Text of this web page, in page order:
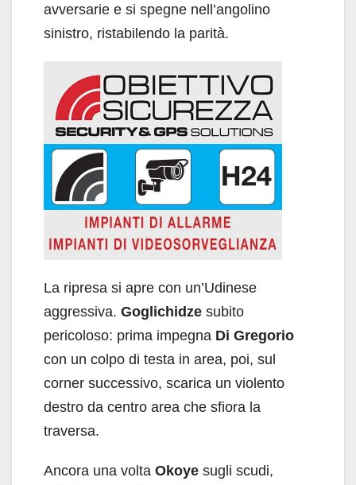
avversarie e si spegne nell’angolino
sinistro, ristabilendo la parità.
La ripresa si apre con un’Udinese
aggressiva. Goglichidze subito
pericoloso: prima impegna Di Gregorio
con un colpo di testa in area, poi, sul
corner successivo, scarica un violento
destro da centro area che sfiora la
traversa.
Ancora una volta Okoye sugli scudi,